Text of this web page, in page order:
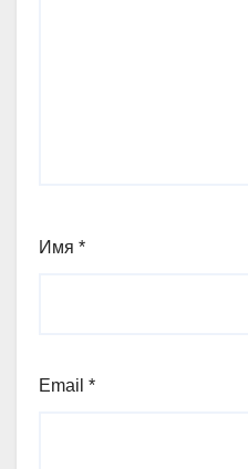
Имя *
Email *